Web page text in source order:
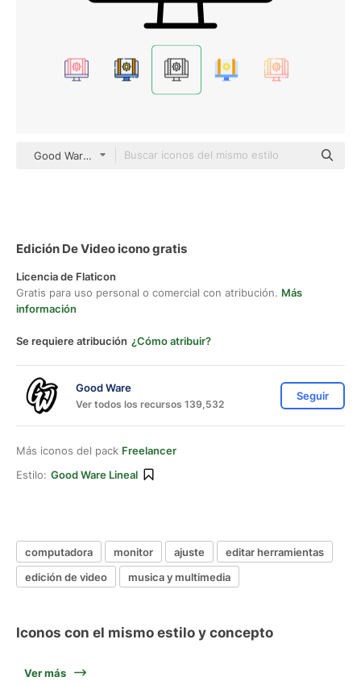
Good Ware Lineal
Edición De Video icono gratis
Licencia de Flaticon
Gratis para uso personal o comercial con atribución. Más
información
Se requiere atribución ¿Cómo atribuir?
Good Ware
Ver todos los recursos 139,532
Seguir
Más iconos del pack Freelancer
Estilo: Good Ware Lineal
computadora monitor ajuste
editar herramientas
edición de video
musica y multimedia
Iconos con el mismo estilo y concepto
Ver más